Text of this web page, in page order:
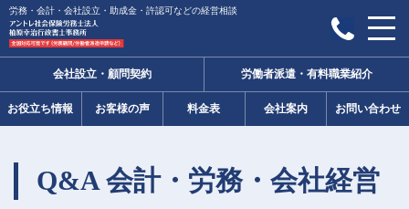
労務・会計・会社設立・助成金・許認可などの経営相談
会社設立・顧問契約 労働者派遣・有料職業紹介
お役立ち情報 お客様の声 料金表 会社案内 お問い合わせ
Q&A 会計・労務・会社経営